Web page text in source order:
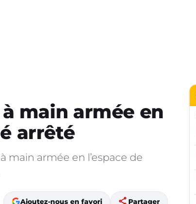
main armée en
arrêté
main armée en l’espace de
Ajoutez-nous en favori share Partager